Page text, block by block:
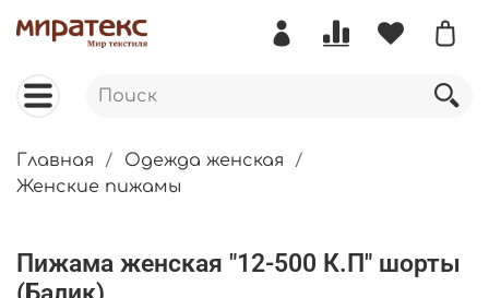
Главная
Одежда женская
Женские пижамы
Пижама женская "12-500 К.П" шорты